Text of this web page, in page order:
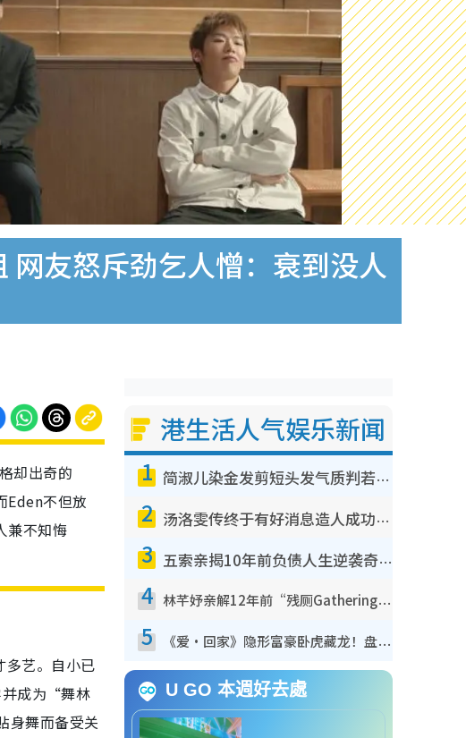
网友怒斥劲乞人憎：衰到没人
却出奇的
Eden不但放
兼不知悔
艺。自小已
并成为“舞林
身舞而备受关
港生活人气娱乐新闻
1 简淑儿染金发剪短头发气质判若两人！吓坏老公麦大力都认不出：“你做什么？”
2 汤洛雯传终于有好消息造人成功！两大细节曝孕味极浓引猜测：大肚婆先会咁！
3 五索亲揭10年前负债人生逆袭奇迹！全靠去一地方转运后即遇上马先生
4 林芊妤亲解12年前“残厕Gathering”真相！高层解约一句话重创尊严，至今拒返TVB
5 《爱·回家》隐形富豪卧虎藏龙！盘点12位财气逼人的有钱艺人：这位美女3亿身家不愁做
U GO 本週好去處